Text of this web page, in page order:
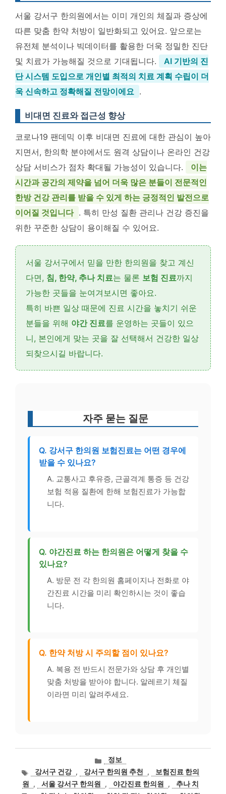
서울 강서구 한의원에서는 이미 개인의 체질과 증상에
따른 맞춤 한약 처방이 일반화되고 있어요. 앞으로는
유전체 분석이나 빅데이터를 활용한 더욱 정밀한 진단
및 치료가 가능해질 것으로 기대됩니다.
AI 기반의 진
단 시스템 도입으로 개인별 최적의 치료 계획 수립이 더
욱 신속하고 정확해질 전망이에요 .
비대면 진료와 접근성 향상
코로나19 팬데믹 이후 비대면 진료에 대한 관심이 높아
지면서, 한의학 분야에서도 원격 상담이나 온라인 건강
상담 서비스가 점차 확대될 가능성이 있습니다.
이는
시간과 공간의 제약을 넘어 더욱 많은 분들이 전문적인
한방 건강 관리를 받을 수 있게 하는 긍정적인 발전으로
이어질 것입니다 . 특히 만성 질환 관리나 건강 증진을
위한 꾸준한 상담이 용이해질 수 있어요.
서울 강서구에서 믿을 만한 한의원을 찾고 계신
다면, 침, 한약, 추나 치료는 물론 보험 진료까지
가능한 곳들을 눈여겨보시면 좋아요.
특히 바쁜 일상 때문에 진료 시간을 놓치기 쉬운
분들을 위해 야간 진료를 운영하는 곳들이 있으
니, 본인에게 맞는 곳을 잘 선택해서 건강한 일상
되찾으시길 바랍니다.
자주 묻는 질문
Q. 강서구 한의원 보험진료는 어떤 경우에
받을 수 있나요?
A. 교통사고 후유증, 근골격계 통증 등 건강
보험 적용 질환에 한해 보험진료가 가능합
니다.
Q. 야간진료 하는 한의원은 어떻게 찾을 수
있나요?
A. 방문 전 각 한의원 홈페이지나 전화로 야
간진료 시간을 미리 확인하시는 것이 좋습
니다.
Q. 한약 처방 시 주의할 점이 있나요?
A. 복용 전 반드시 전문가와 상담 후 개인별
맞춤 처방을 받아야 합니다. 알레르기 체질
이라면 미리 알려주세요.
카
테
고
리
정보
태강서구 건강 , 강서구 한의원 추천 ,
보험진료 한의
원
, 서울 강서구 한의원 , 야간진료 한의원 ,
추나 치